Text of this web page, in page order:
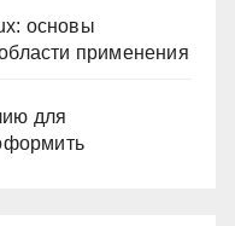
основы
применения
для